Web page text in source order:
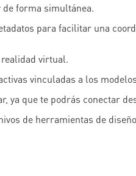
forma simultánea.
para facilitar una
virtual.
vinculadas a los
ya que te podrás conectar
de herramientas de